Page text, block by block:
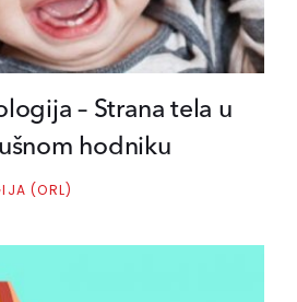
– Strana tela u
hodniku
(ORL)